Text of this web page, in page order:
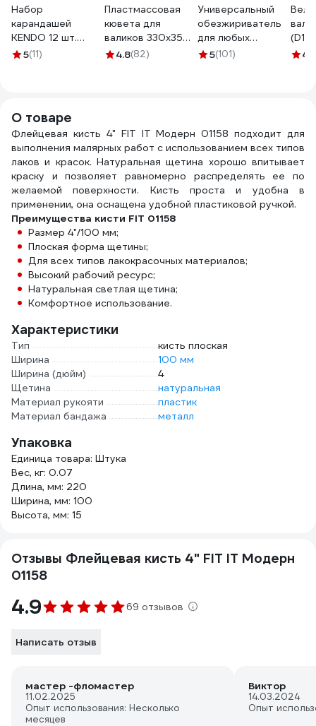
Набор
карандашей
KENDO 12 шт.
45343
5(11)
Пластмассовая
кювета для
валиков 330х350
мм СИБРТЕХ 81419
4.8(82)
Универсальный
обезжириватель
для любых
поверхностей
5(101)
4 4.9
О товаре
Флейцевая кисть 4" FIT IT Модерн 01158 подходит для
выполнения малярных работ с использованием всех типов
лаков и красок. Натуральная щетина хорошо впитывает
краску и позволяет равномерно распределять ее по
желаемой поверхности. Кисть проста и удобна в
применении, она оснащена удобной пластиковой ручкой.
Преимущества кисти FIT 01158
Размер 4"/100 мм;
Плоская форма щетины;
Для всех типов лакокрасочных материалов;
Высокий рабочий ресурс;
Натуральная светлая щетина;
Комфортное использование.
Характеристики
Тип
кисть плоская
Ширина
100 мм
Ширина (дюйм)
4
Щетина
натуральная
Материал рукояти
пластик
Материал бандажа
металл
Упаковка
Единица товара: Штука
Вес, кг: 0.07
Длина, мм: 220
Ширина, мм: 100
Высота, мм: 15
Отзывы Флейцевая кисть 4" FIT IT Модерн
01158
4.9 69 отзывов
Написать отзыв
мастер -фломастер
11.02.2025
Опыт использования: Несколько
месяцев
Виктор
14.03.2024
Опыт